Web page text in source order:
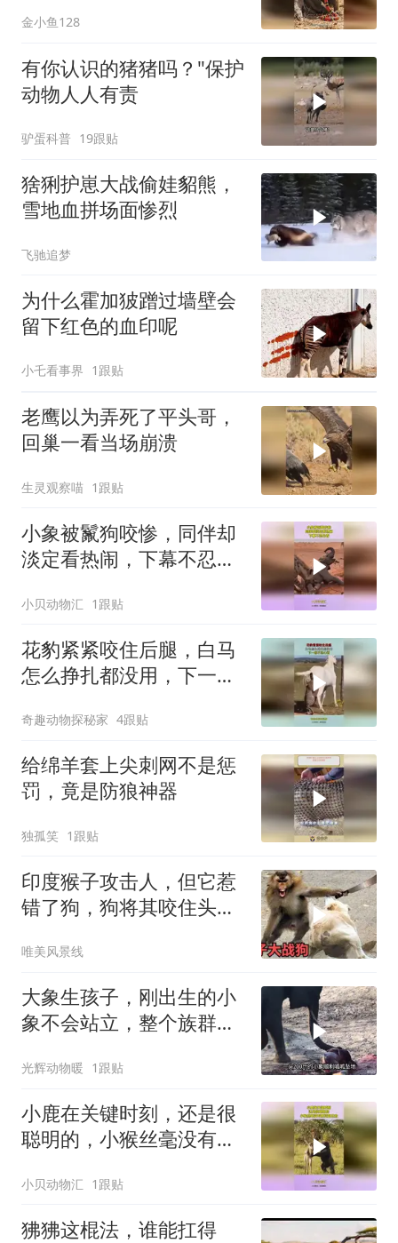
金小鱼128
有你认识的猪猪吗？"保护
动物人人有责
驴蛋科普 19跟贴
猞猁护崽大战偷娃貂熊，
雪地血拼场面惨烈
飞驰追梦
为什么霍加狓蹭过墙壁会
留下红色的血印呢
小乇看事界 1跟贴
老鹰以为弄死了平头哥，
回巢一看当场崩溃
生灵观察喵 1跟贴
小象被鬣狗咬惨，同伴却
淡定看热闹，下幕不忍心
小贝动物汇 1跟贴
花豹紧紧咬住后腿，白马
怎么挣扎都没用，下一幕
奇趣动物探秘家 4跟贴
给绵羊套上尖刺网不是惩
罚，竟是防狼神器
独孤笑 1跟贴
印度猴子攻击人，但它惹
错了狗，狗将其咬住头部
唯美风景线
大象生孩子，刚出生的小
象不会站立，整个族群帮
光辉动物暖 1跟贴
小鹿在关键时刻，还是很
聪明的，小猴丝毫没有察
小贝动物汇 1跟贴
狒狒这棍法，谁能扛得